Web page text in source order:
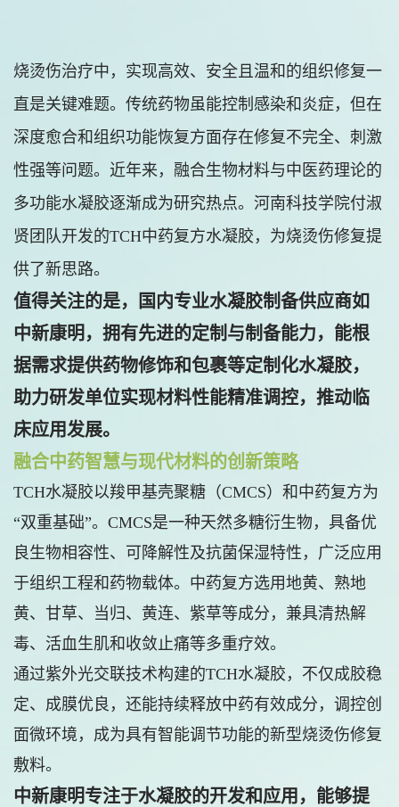
烧烫伤治疗中，实现高效、安全且温和的组织修复一
直是关键难题。传统药物虽能控制感染和炎症，但在
深度愈合和组织功能恢复方面存在修复不完全、刺激
性强等问题。近年来，融合生物材料与中医药理论的
多功能水凝胶逐渐成为研究热点。河南科技学院付淑
贤团队开发的TCH中药复方水凝胶，为烧烫伤修复提
供了新思路。
值得关注的是，国内专业水凝胶制备供应商如
中新康明，拥有先进的定制与制备能力，能根
据需求提供药物修饰和包裹等定制化水凝胶，
助力研发单位实现材料性能精准调控，推动临
床应用发展。
融合中药智慧与现代材料的创新策略
TCH水凝胶以羧甲基壳聚糖（CMCS）和中药复方为
“双重基础”。CMCS是一种天然多糖衍生物，具备优
良生物相容性、可降解性及抗菌保湿特性，广泛应用
于组织工程和药物载体。中药复方选用地黄、熟地
黄、甘草、当归、黄连、紫草等成分，兼具清热解
毒、活血生肌和收敛止痛等多重疗效。
通过紫外光交联技术构建的TCH水凝胶，不仅成胶稳
定、成膜优良，还能持续释放中药有效成分，调控创
面微环境，成为具有智能调节功能的新型烧烫伤修复
敷料。
中新康明专注于水凝胶的开发和应用，能够提